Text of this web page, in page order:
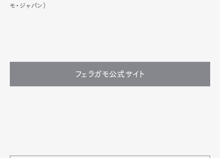
モ・ジャパン）
フェラガモ公式サイト